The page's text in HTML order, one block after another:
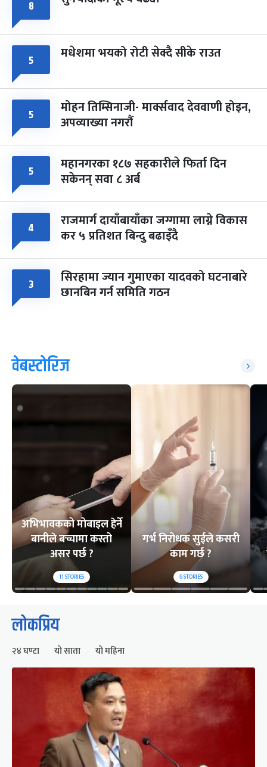
८
५ मधेशमा भयको रोटी सेक्दै सीके राउत
५ मोहन तिम्सिनाजी- मार्क्सवाद देववाणी होइन,
अपव्याख्या नगरौं
५ महानगरका १८७ सहकारीले फिर्ता दिन
सकेनन् सवा ८ अर्ब
४ राजमार्ग दायाँबायाँका जग्गामा लाग्ने विकास
कर ५ प्रतिशत बिन्दु बढाइँदै
३ सिरहामा ज्यान गुमाएका यादवको घटनाबारे
छानबिन गर्न समिति गठन
वेबस्टोरिज
अभिभावकको मोबाइल हेर्ने
बानीले बच्चामा कस्तो
असर पर्छ ?
11STORIES
गर्भ निरोधक सुईले कसरी
काम गर्छ ?
6STORIES
लोकप्रिय
२४ घण्टा यो साता यो महिना